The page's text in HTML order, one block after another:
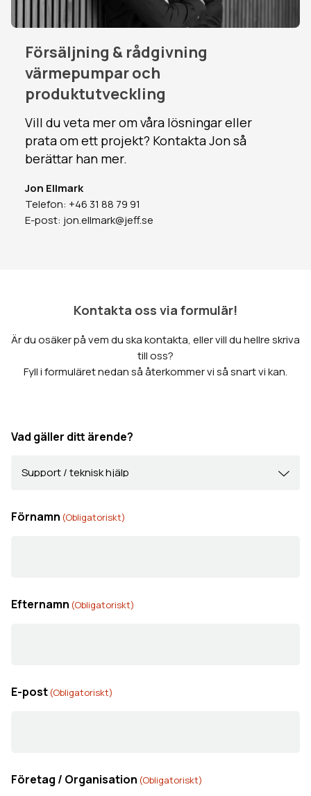
Försäljning & rådgivning
värmepumpar och
produktutveckling
Vill du veta mer om våra lösningar eller
prata om ett projekt? Kontakta Jon så
berättar han mer.
Jon Ellmark
Telefon: +46 31 88 79 91
E-post: jon.ellmark@jeff.se
Kontakta oss via formulär!
Är du osäker på vem du ska kontakta, eller vill du hellre skriva
till oss?
Fyll i formuläret nedan så återkommer vi så snart vi kan.
Vad gäller ditt ärende?
Förnamn (Obligatoriskt)
Efternamn (Obligatoriskt)
E-post (Obligatoriskt)
Företag / Organisation (Obligatoriskt)